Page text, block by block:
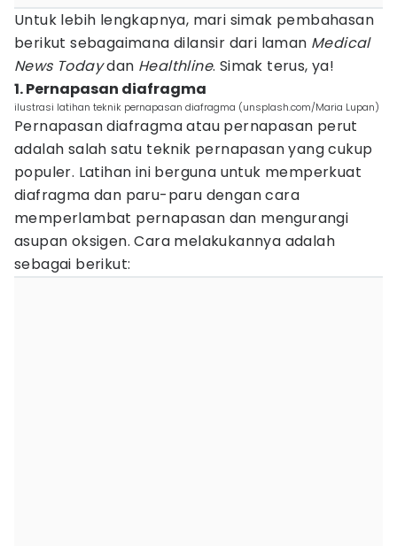
Untuk lebih lengkapnya, mari simak pembahasan
berikut sebagaimana dilansir dari laman Medical
News Todaydan Healthline. Simak terus, ya!
1. Pernapasan diafragma
ilustrasi latihan teknik pernapasan diafragma (unsplash.com/Maria Lupan)
Pernapasan diafragma atau pernapasan perut
adalah salah satu teknik pernapasan yang cukup
populer. Latihan ini berguna untuk memperkuat
diafragma dan paru-paru dengan cara
memperlambat pernapasan dan mengurangi
asupan oksigen. Cara melakukannya adalah
sebagai berikut: